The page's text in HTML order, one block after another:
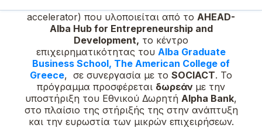
accelerator) που υλοποιείται από το AHEAD-
Alba Hub for Entrepreneurship and
Development, το κέντρο
επιχειρηματικότητας του Alba Graduate
Business School, Τhe American College of
Greece, σε συνεργασία με το SOCIACT. Το
πρόγραμμα προσφέρεται δωρεάν με την
υποστήριξη του Εθνικού Δωρητή Alpha Bank,
στο πλαίσιο της στήριξής της στην ανάπτυξη
και την ευρωστία των μικρών επιχειρήσεων.